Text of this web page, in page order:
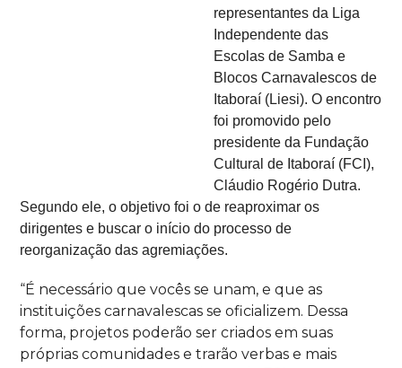
representantes da Liga
Independente das
Escolas de Samba e
Blocos Carnavalescos de
Itaboraí (Liesi). O encontro
foi promovido pelo
presidente da Fundação
Cultural de Itaboraí (FCI),
Cláudio Rogério Dutra.
Segundo ele, o objetivo foi o de reaproximar os
dirigentes e buscar o início do processo de
reorganização das agremiações.
“É necessário que vocês se unam, e que as
instituições carnavalescas se oficializem. Dessa
forma, projetos poderão ser criados em suas
próprias comunidades e trarão verbas e mais